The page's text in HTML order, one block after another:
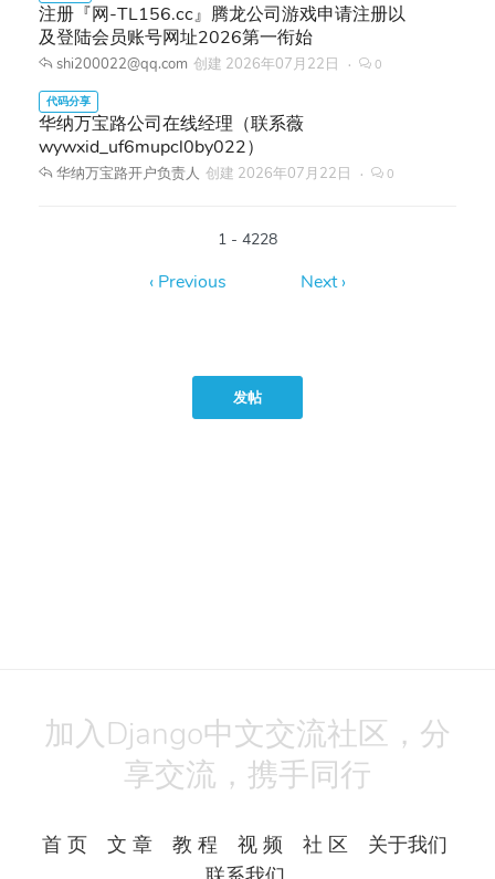
注册『网-TL156.cc』腾龙公司游戏申请注册以
及登陆会员账号网址2026第一衔始
shi200022@qq.com 创建 2026年07月22日 0
华纳万宝路公司在线经理（联系薇
wywxid_uf6mupcl0by022）
华纳万宝路开户负责人 创建 2026年07月22日 0
1 - 4228
发帖
加入Django中文交流社区，分
享交流，携手同行
首 页 文 章 教 程 视 频 社 区
关于我们